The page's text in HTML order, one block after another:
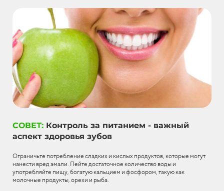
СОВЕТ: Контроль за питанием - важный
аспект здоровья зубов
Ограничьте потребление сладких и кислых продуктов, которые могут
нанести вред эмали. Пейте достаточное количество воды и
употребляйте пищу, богатую кальцием и фосфором, такую как
молочные продукты, орехи и рыба.